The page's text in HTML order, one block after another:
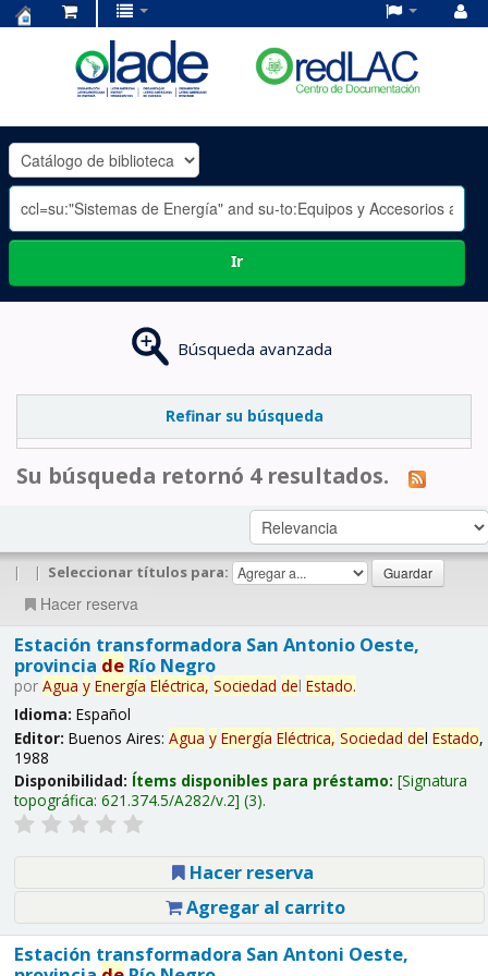
OLADE
-
Ir
Búsqueda avanzada
Refinar su búsqueda
Su búsqueda retornó 4 resultados.
| | Seleccionar títulos para:
Hacer reserva
Estación transformadora San Antonio Oeste,
provincia deRío Negro
por Agua y Energía Eléctrica, Sociedad del Estado.
Idioma: Español
Editor: Buenos Aires: Agua y Energía Eléctrica, Sociedad del Estado,
1988
Disponibilidad: Ítems disponibles para préstamo: Signatura
topográfica: 621.374.5/A282/v.2 (3).
Hacer reserva
Agregar al carrito
Estación transformadora San Antoni Oeste,